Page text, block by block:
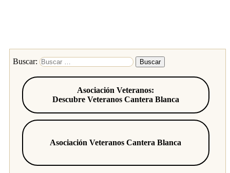
Buscar:
Asociación Veteranos:
Descubre Veteranos Cantera Blanca
Asociación Veteranos Cantera Blanca